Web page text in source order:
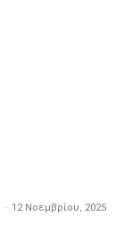
- 12 Νοεμβρίου, 2025